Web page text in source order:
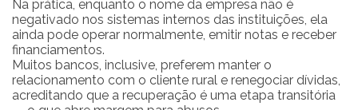
Na prática, enquanto o nome da empresa não é
negativado nos sistemas internos das instituições, ela
ainda pode operar normalmente, emitir notas e receber
financiamentos.
Muitos bancos, inclusive, preferem manter o
relacionamento com o cliente rural e renegociar dívidas,
acreditando que a recuperação é uma etapa transitória